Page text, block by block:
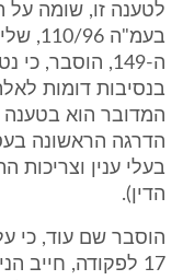
לטענה זו, שומה על
ה-149, הוסבר,
בנסיבות דומות
המדובר הוא
הדרגה הראשונה
הדין).
הוסבר שם עוד, כי
17 לפקודה, חייב